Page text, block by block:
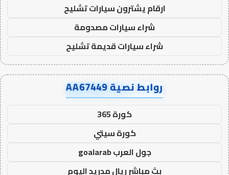
ارقام يشترون سيارات تشليح
شراء سيارات مصدومة
شراء سيارات قديمة تشليح
روابط نصية AA67449
كورة 365
كورة سيتي
جول العرب goalarab
بث مباشر ريال مدريد اليوم